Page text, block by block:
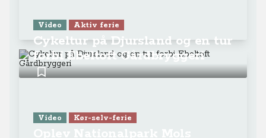
Video Aktiv ferie
Cykeltur på Djursland og en tur
forbi Ebeltoft Gårdbryggeri
Video Kør-selv-ferie